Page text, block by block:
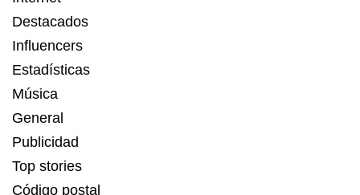
Destacados
Influencers
Estadísticas
Música
General
Publicidad
Top stories
Código postal